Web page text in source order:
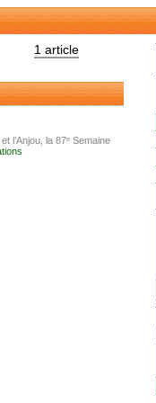
1 article
l’Anjou, la 87ᵉ Semaine